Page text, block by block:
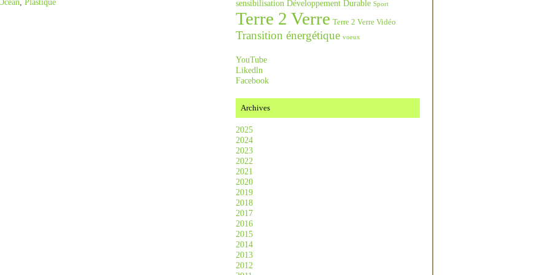
sensibilisation Développement Durable Sport
Terre 2 Verre Terre 2 Verre Vidéo
Transition énergétique voeux
YouTube
Likedln
Facebook
Archives
2025
2024
2023
2022
2021
2020
2019
2018
2017
2016
2015
2014
2013
2012